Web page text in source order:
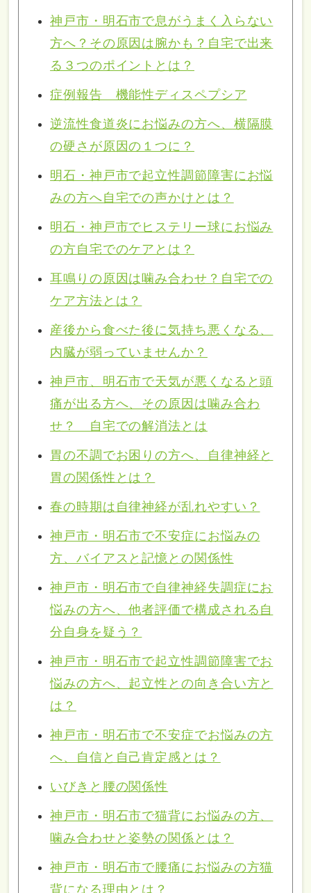
神戸市・明石市で息がうまく入らない
方へ？その原因は腕かも？自宅で出来
る３つのポイントとは？
症例報告 機能性ディスペプシア
逆流性食道炎にお悩みの方へ、横隔膜
の硬さが原因の１つに？
明石・神戸市で起立性調節障害にお悩
みの方へ自宅での声かけとは？
明石・神戸市でヒステリー球にお悩み
の方自宅でのケアとは？
耳鳴りの原因は噛み合わせ？自宅での
ケア方法とは？
産後から食べた後に気持ち悪くなる、
内臓が弱っていませんか？
神戸市、明石市で天気が悪くなると頭
痛が出る方へ、その原因は噛み合わ
せ？ 自宅での解消法とは
胃の不調でお困りの方へ、自律神経と
胃の関係性とは？
春の時期は自律神経が乱れやすい？
神戸市・明石市で不安症にお悩みの
方、バイアスと記憶との関係性
神戸市・明石市で自律神経失調症にお
悩みの方へ、他者評価で構成される自
分自身を疑う？
神戸市・明石市で起立性調節障害でお
悩みの方へ、起立性との向き合い方と
は？
神戸市・明石市で不安症でお悩みの方
へ、自信と自己肯定感とは？
いびきと腰の関係性
神戸市・明石市で猫背にお悩みの方、
噛み合わせと姿勢の関係とは？
神戸市・明石市で腰痛にお悩みの方猫
背になる理由とは？